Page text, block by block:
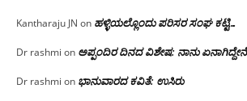
Kantharaju JN on ಹಳ್ಳಿಯಲ್ಲೊಂದು ಪರಿಸರ ಸಂಘ ಕಟ್ಟಿ…
Dr rashmi on ಅಪ್ಪಂದಿರ ದಿನದ ವಿಶೇಷ: ನಾನು
Dr rashmi on ಭಾನುವಾರದ ಕವಿತೆ: ಉಸಿರು